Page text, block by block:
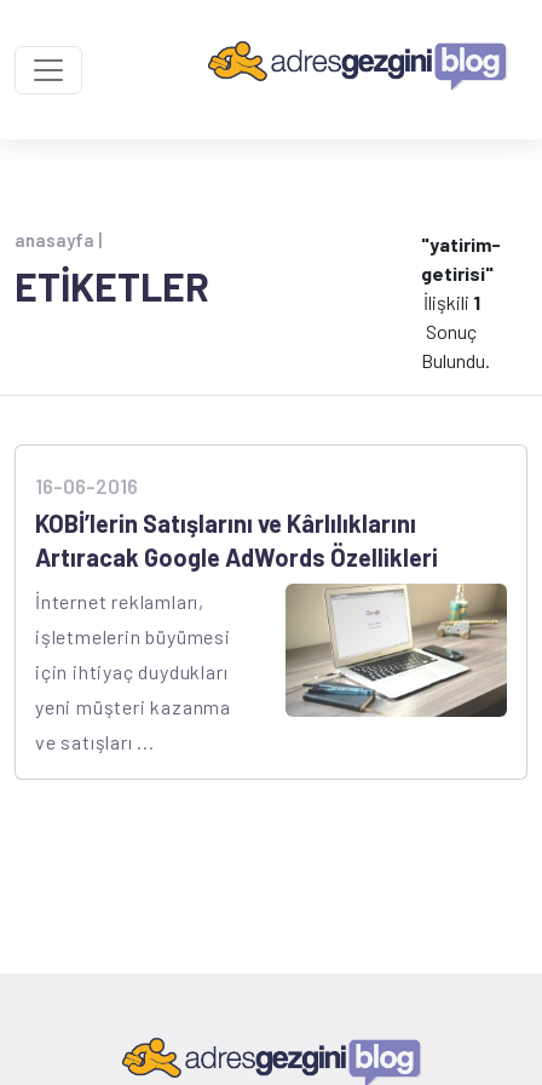
anasayfa |
ETİKETLER
"yatirim-
getirisi"
İlişkili 1
Sonuç
Bulundu.
16-06-2016
KOBİ’lerin Satışlarını ve Kârlılıklarını
Artıracak Google AdWords Özellikleri
İnternet reklamları,
işletmelerin büyümesi
için ihtiyaç duydukları
yeni müşteri kazanma
ve satışları ...